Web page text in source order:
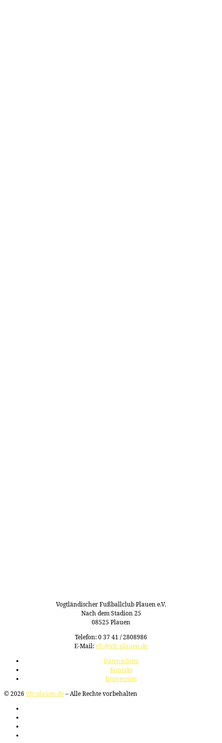
Vogtländischer Fußballclub Plauen e.V.
Nach dem Stadion 25
08525 Plauen
Telefon: 0 37 41 / 2808986
E-Mail:vfc@vfc-plauen.de
Datenschutz
Kontakt
Impressum
© 2026 vfc-plauen.de– Alle Rechte vorbehalten